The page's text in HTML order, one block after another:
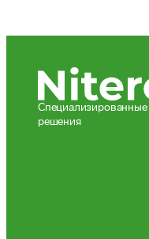
Специализированные
решения